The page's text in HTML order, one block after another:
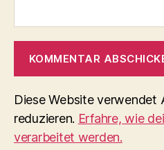
Diese Website verwendet
reduzieren. Erfahre, wie
verarbeitet werden.